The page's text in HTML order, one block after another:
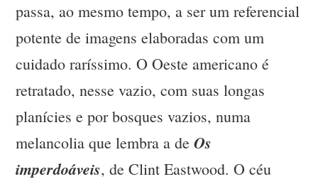
passa, ao mesmo tempo, a ser um referencial
potente de imagens elaboradas com um
cuidado raríssimo. O Oeste americano é
retratado, nesse vazio, com suas longas
planícies e por bosques vazios, numa
melancolia que lembra a deOs
imperdoáveis, de Clint Eastwood. O céu